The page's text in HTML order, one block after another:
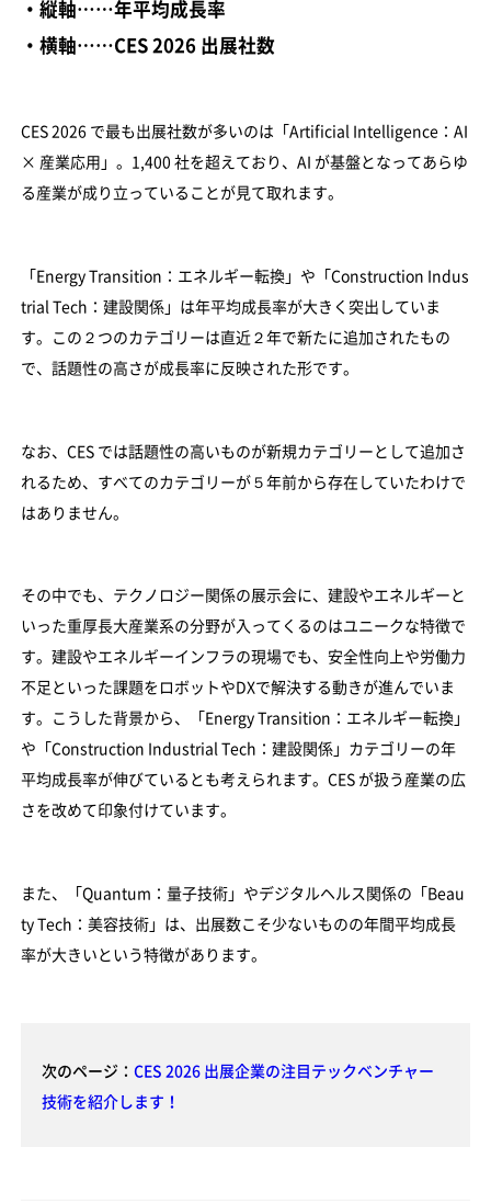
・縦軸……年平均成長率
・横軸……CES 2026 出展社数
CES 2026 で最も出展社数が多いのは「Artificial Intelligence：AI
× 産業応用」。1,400 社を超えており、AI が基盤となってあらゆ
る産業が成り立っていることが見て取れます。
「Energy Transition：エネルギー転換」や「Construction Indus
trial Tech：建設関係」は年平均成長率が大きく突出していま
す。この２つのカテゴリーは直近２年で新たに追加されたもの
で、話題性の高さが成長率に反映された形です。
なお、CES では話題性の高いものが新規カテゴリーとして追加さ
れるため、すべてのカテゴリーが５年前から存在していたわけで
はありません。
その中でも、テクノロジー関係の展示会に、建設やエネルギーと
いった重厚長大産業系の分野が入ってくるのはユニークな特徴で
す。建設やエネルギーインフラの現場でも、安全性向上や労働力
不足といった課題をロボットやDXで解決する動きが進んでいま
す。こうした背景から、「Energy Transition：エネルギー転換」
や「Construction Industrial Tech：建設関係」カテゴリーの年
平均成長率が伸びているとも考えられます。CES が扱う産業の広
さを改めて印象付けています。
また、「Quantum：量子技術」やデジタルヘルス関係の「Beau
ty Tech：美容技術」は、出展数こそ少ないものの年間平均成長
率が大きいという特徴があります。
次のページ：CES 2026 出展企業の注目テックベンチャー
技術を紹介します！